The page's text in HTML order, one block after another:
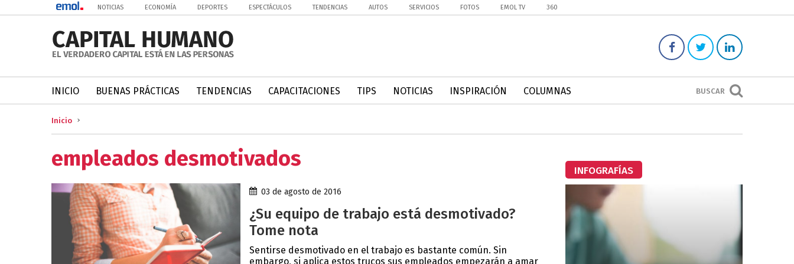
NOTICIAS ECONOMÍA DEPORTES ESPECTÁCULOS TENDENCIAS AUTOS SERVICIOS FOTOS EMOL TV 360
BUSCAR
INICIO BUENAS PRÁCTICAS TENDENCIAS CAPACITACIONES TIPS NOTICIAS INSPIRACIÓN COLUMNAS
Inicio
empleados desmotivados
03 de agosto de 2016
¿Su equipo de trabajo está desmotivado?
Tome nota
Sentirse desmotivado en el trabajo es bastante común. Sin
embargo, si aplica estos trucos sus empleados empezarán a amar
INFOGRAFÍAS